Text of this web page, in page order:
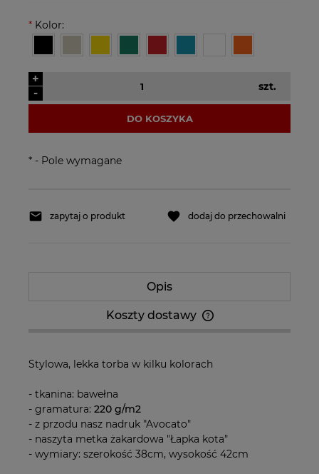
* Kolor:
-
+
szt.
DO KOSZYKA
* - Pole wymagane
zapytaj o produkt dodaj do przechowalni
Opis
Koszty dostawy
Stylowa, lekka torba w kilku kolorach
- tkanina: bawełna
- gramatura: 220 g/m2
- z przodu nasz nadruk "Avocato"
- naszyta metka żakardowa "Łapka kota"
- wymiary: szerokość 38cm, wysokość 42cm